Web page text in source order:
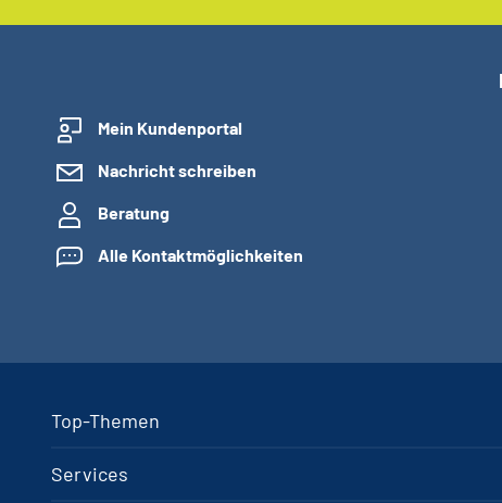
Mein Kundenportal
Nachricht schreiben
Beratung
Alle Kontaktmöglichkeiten
Top-Themen
Services